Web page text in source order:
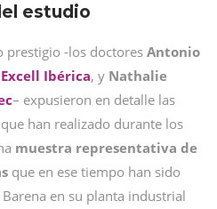
estudio
prestigio -los doctores Antonio
Ibérica, y Nathalie
– expusieron en detalle las
que han realizado durante los
muestra representativa de
que en ese tiempo han sido
en su planta industrial